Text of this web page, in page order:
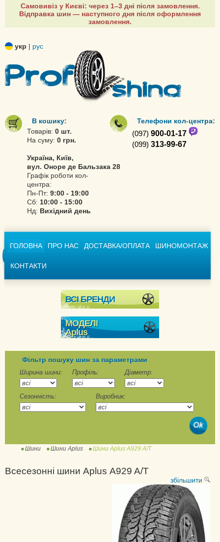
Самовивіз у Києві: через 1–3 дні після замовлення.
Відправка шин — наступного дня після оформлення
замовлення.
укр | рус
В кошику:
Товарів: 0 шт.
На суму: 0 грн.
Україна, Київ,
вул. Оноре де Бальзака 28
Графік роботи кол-
центра:
Пн-Пт: 9:00 - 19:00
Сб: 10:00 - 15:00
Нд: Вихідний день
Телефони кол-центра:
(097) 900-01-17
(099) 313-99-67
ГОЛОВНА ПРО НАС ДОСТАВКА/ОПЛАТА ШИНОМОНТАЖ
КОНТАКТИ
ВСІ БРЕНДИ
МОДЕЛІ
Aplus
A502
A503
A506-Ice Road
A701
A702
A607 SUV
Фільтр пошуку шин за параметрами
Ширина шини: Профіль: Діаметр:
Сезонність: Виробник:
Шини Шини Aplus Шини Aplus A929 A/T
Всесезонні шини Aplus A929 A/T
збільшити